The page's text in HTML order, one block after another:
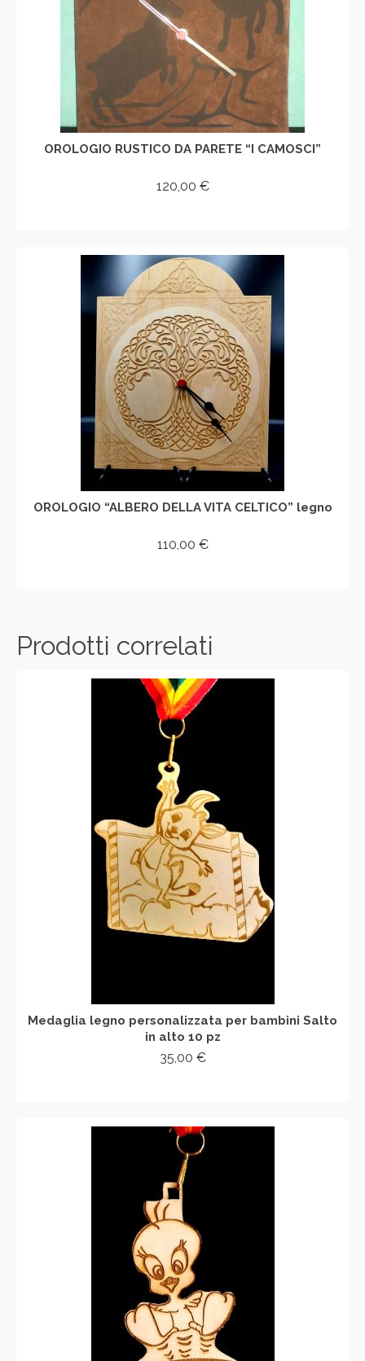
OROLOGIO RUSTICO DA PARETE “I CAMOSCI”
120,00 €
OROLOGIO “ALBERO DELLA VITA CELTICO” legno
110,00 €
Prodotti correlati
Medaglia legno personalizzata per bambini Salto
in alto 10 pz
35,00 €